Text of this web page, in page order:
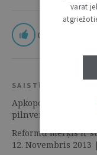
0
SAISTĪTIE RESURSI
Apkopoti
pilnveidošanai | 14.
Reformu mērķis ir
12. Novembris
varat